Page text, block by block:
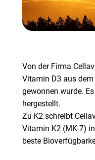
Von der Firma
Vitamin D3 aus
gewonnen wurde.
hergestellt.
Zu K2 schreibt
Vitamin K2 (MK-7)
beste